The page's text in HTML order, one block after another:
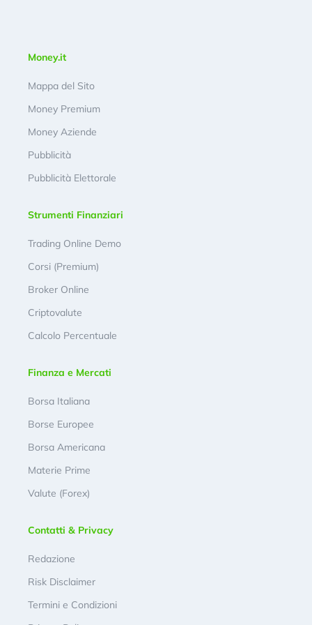
Money.it
Mappa del Sito
Money Premium
Money Aziende
Pubblicità
Pubblicità Elettorale
Strumenti Finanziari
Trading Online Demo
Corsi (Premium)
Broker Online
Criptovalute
Calcolo Percentuale
Finanza e Mercati
Borsa Italiana
Borse Europee
Borsa Americana
Materie Prime
Valute (Forex)
Contatti & Privacy
Redazione
Risk Disclaimer
Termini e Condizioni